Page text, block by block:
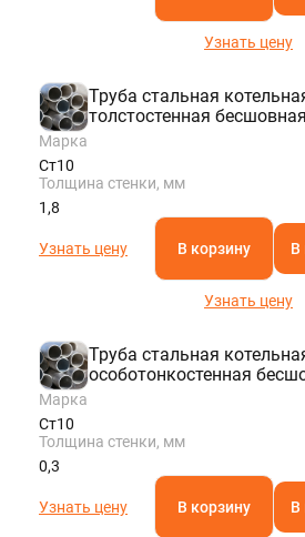
Узнать цену
Труба стальная
толстостенная бесшовная
Марка
Ст10
Толщина стенки, мм
1,8
Узнать цену В корзину В
Узнать цену
Труба стальная
особотонкостенная
Марка
Ст10
Толщина стенки, мм
0,3
Узнать цену В корзину В